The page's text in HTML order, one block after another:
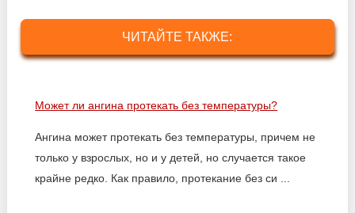
ЧИТАЙТЕ ТАКЖЕ:
Может ли ангина протекать без температуры?
Ангина может протекать без температуры, причем не
только у взрослых, но и у детей, но случается такое
крайне редко. Как правило, протекание без си ...